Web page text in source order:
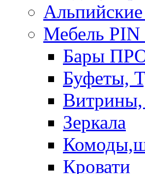
Мебель
Бары
Буфеты,
Витрины,
Зеркала
Кровати